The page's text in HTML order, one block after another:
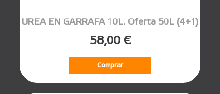
UREA EN GARRAFA 10L. Oferta 50L (4+1)
58,00 €
Comprar